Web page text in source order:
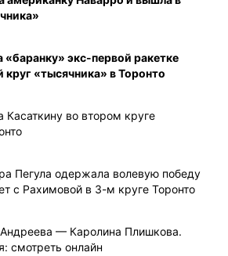
«баранку» экс-первой ракетке
«тысячника» в Торонто
Касаткину во втором круге
Пегула одержала волевую победу
с Рахимовой в 3-м круге Торонто
— Каролина Плишкова.
смотреть онлайн